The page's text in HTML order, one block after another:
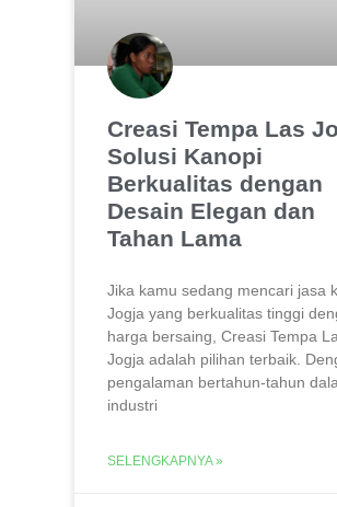
Creasi Tempa Las
Solusi Kanopi
Berkualitas dengan
Desain Elegan dan
Tahan Lama
Jika kamu sedang mencari jasa
Jogja yang berkualitas tinggi
harga bersaing, Creasi Tempa
Jogja adalah pilihan terbaik.
pengalaman bertahun-tahun
industri
SELENGKAPNYA »